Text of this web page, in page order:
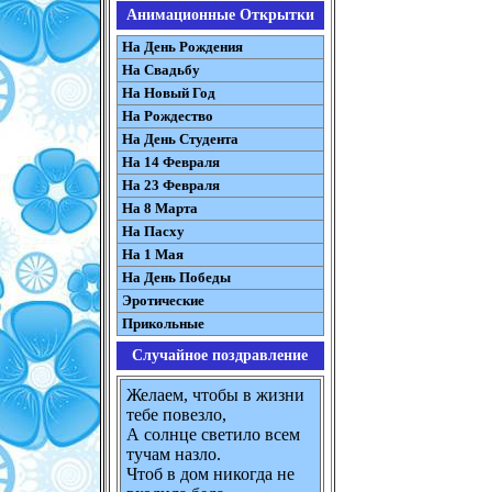
Анимационные Открытки
На День Рождения
На Свадьбу
На Новый Год
На Рождество
На День Студента
На 14 Февраля
На 23 Февраля
На 8 Марта
На Пасху
На 1 Мая
На День Победы
Эротические
Прикольные
Случайное поздравление
Желаем, чтобы в жизни
тебе повезло,
А солнце светило всем
тучам назло.
Чтоб в дом никогда не